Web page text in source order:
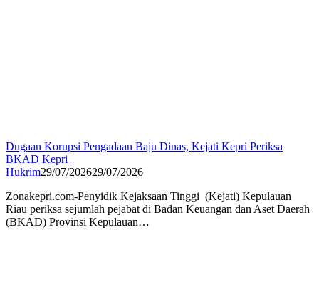
Dugaan Korupsi Pengadaan Baju Dinas, Kejati Kepri Periksa
BKAD Kepri
Hukrim29/07/202629/07/2026
Zonakepri.com-‎Penyidik Kejaksaan Tinggi (Kejati) Kepulauan
Riau periksa sejumlah pejabat di Badan Keuangan dan Aset Daerah
(BKAD) Provinsi Kepulauan…